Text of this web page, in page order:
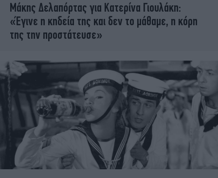
Μάκης Δελαπόρτας για Κατερίνα Γιουλάκη:
«Έγινε η κηδεία της και δεν το μάθαμε, η κόρη
της την προστάτευσε»